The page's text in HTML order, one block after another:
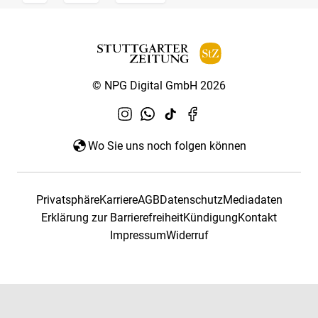
© NPG Digital GmbH 2026
Wo Sie uns noch folgen können
PrivatsphäreKarriereAGBDatenschutzMediadaten
Erklärung zur BarrierefreiheitKündigungKontakt
ImpressumWiderruf